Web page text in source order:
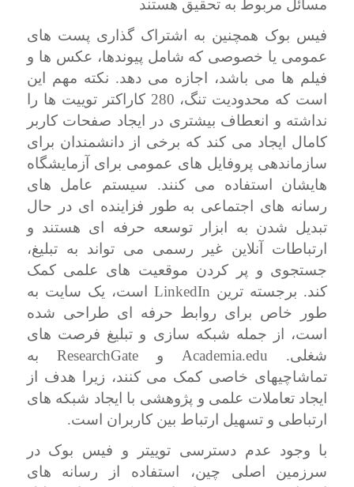
مسائل مربوط به تحقیق هستند
فیس بوک همچنین به اشتراک گذاری پست های
عمومی یا خصوصی که شامل پیوندها، عکس ها و
فیلم ها می باشد، اجازه می دهد. نکته مهم این
است که محدودیت تنگ، 280 کاراکتر توییت ها را
نداشته و انعطاف بیشتری در ایجاد صفحات کاربر
کامال ایجاد می کند که برخی از دانشمندان برای
سازماندهی پروفایل های عمومی برای آزمایشگاه
هایشان استفاده می کنند. سیستم عامل های
رسانه های اجتماعی به طور فزاینده ای در حال
تبدیل شدن به ابزار توسعه حرفه ای هستند و
ارتباطات آنلاین غیر رسمی می تواند به تبلیغ،
جستجوی و پر کردن موقعیت های علمی کمک
کند. برجسته ترین LinkedIn است، یک سایت به
طور خاص برای روابط حرفه ای طراحی شده
است، از جمله شبکه سازی و تبلیغ فرصت های
شغلی.
Academia.edu وResearchGate
به
تماشاچیهای خاصی کمک می کنند، زیرا هدف از
ایجاد تعاملات علمی و پژوهشی با ایجاد شبکه های
ارتباطی و تسهیل ارتباط بین کاربران است.
با وجود عدم دسترسی توییتر و فیس بوک در
سرزمین اصلی چین، استفاده از رسانه های